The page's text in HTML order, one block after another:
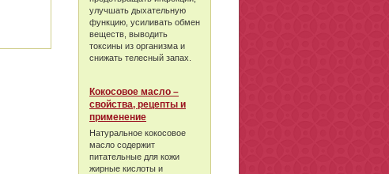
улучшать дыхательную
функцию, усиливать обмен
веществ, выводить
токсины из организма и
снижать телесный запах.
Кокосовое масло –
свойства, рецепты и
применение
Натуральное кокосовое
масло содержит
питательные для кожи
жирные кислоты и